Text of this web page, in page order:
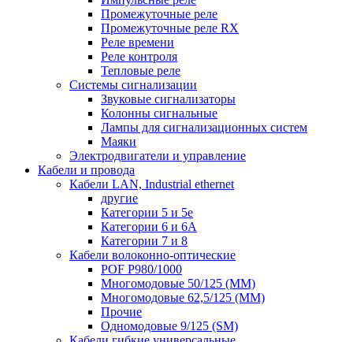
Промежуточные реле
Промежуточные реле RX
Реле времени
Реле контроля
Тепловые реле
Системы сигнализации
Звуковые сигнализаторы
Колонны сигнальные
Лампы для сигнализационных систем
Маяки
Электродвигатели и управление
Кабели и провода
Кабели LAN, Industrial ethernet
другие
Категории 5 и 5е
Категории 6 и 6A
Категории 7 и 8
Кабели волоконно-оптические
POF P980/1000
Многомодовые 50/125 (ММ)
Многомодовые 62,5/125 (ММ)
Прочие
Одномодовые 9/125 (SM)